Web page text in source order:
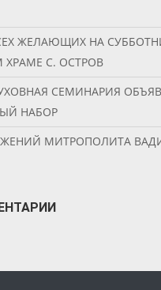
ЖЕЛАЮЩИХ НА
ХРАМЕ С. ОСТРОВ
СЕМИНАРИЯ
НАБОР
МИТРОПОЛИТА